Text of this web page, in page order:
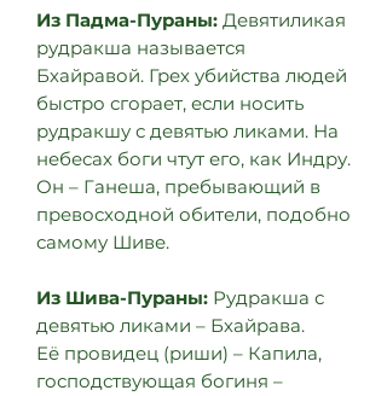
Из Падма-Пураны: Девятиликая
рудракша называется
Бхайравой. Грех убийства людей
быстро сгорает, если носить
рудракшу с девятью ликами. На
небесах боги чтут его, как Индру.
Он – Ганеша, пребывающий в
превосходной обители, подобно
самому Шиве.
Из Шива-Пураны: Рудракша с
девятью ликами – Бхайрава.
Её провидец (риши) – Капила,
господствующая богиня –